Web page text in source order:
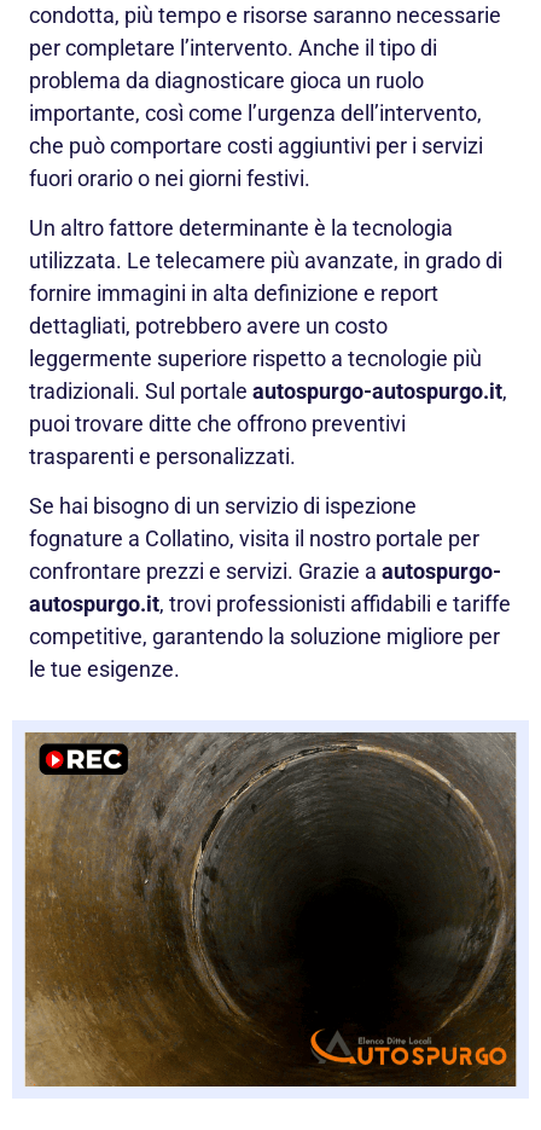
condotta, più tempo e risorse saranno necessarie
per completare l’intervento. Anche il tipo di
problema da diagnosticare gioca un ruolo
importante, così come l’urgenza dell’intervento,
che può comportare costi aggiuntivi per i servizi
fuori orario o nei giorni festivi.
Un altro fattore determinante è la tecnologia
utilizzata. Le telecamere più avanzate, in grado di
fornire immagini in alta definizione e report
dettagliati, potrebbero avere un costo
leggermente superiore rispetto a tecnologie più
tradizionali. Sul portale autospurgo-autospurgo.it,
puoi trovare ditte che offrono preventivi
trasparenti e personalizzati.
Se hai bisogno di un servizio di ispezione
fognature a Collatino, visita il nostro portale per
confrontare prezzi e servizi. Grazie a autospurgo-
autospurgo.it, trovi professionisti affidabili e tariffe
competitive, garantendo la soluzione migliore per
le tue esigenze.